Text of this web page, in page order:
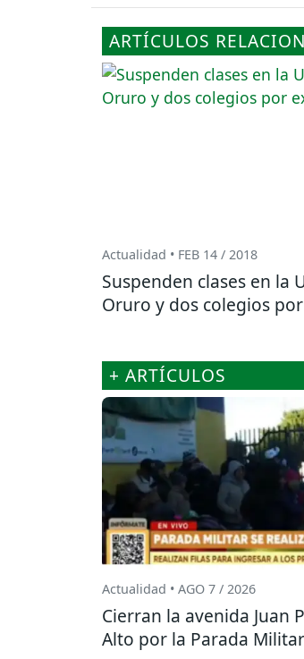
ARTÍCULOS
Actualidad • FEB 14 / 2018
Suspenden clases en la
Oruro y dos colegios
+ ARTÍCULOS
Actualidad • AGO 7 / 2026
Cierran la avenida Juan
Alto por la Parada Militar